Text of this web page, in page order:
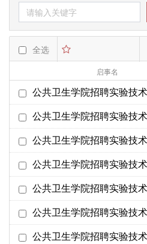
全选
启事名
部门名
截至日期
发布时间
公共卫生学院招聘实验技
公共卫生学院
26年02月28日 01-21
公共卫生学院招聘实验技
公共卫生学院
25年06月30日 01-06
公共卫生学院招聘实验技
公共卫生学院
24年03月11日 02-20
公共卫生学院招聘实验技
公共卫生学院
22年04月30日 03-18
公共卫生学院招聘实验技
公共卫生学院
21年01月15日 12-15
公共卫生学院招聘实验技
公共卫生学院
公共卫生学院招聘实验技